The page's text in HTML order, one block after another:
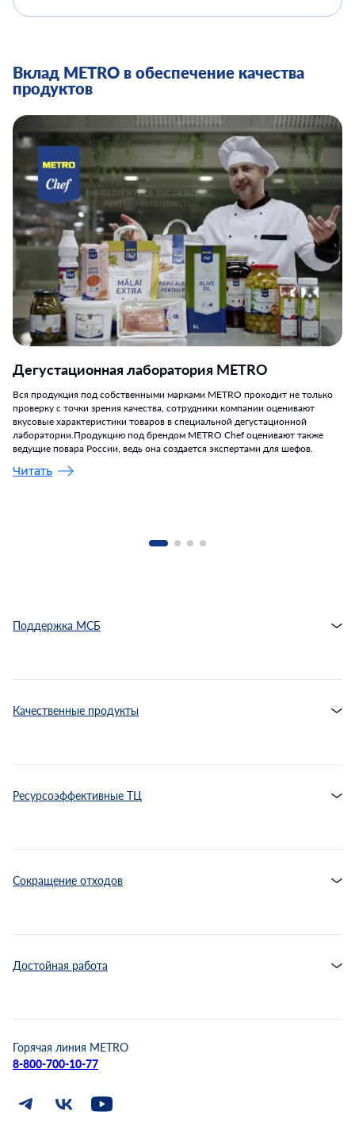
Вклад METRO в обеспечение качества
продуктов
Дегустационная лаборатория METRO
Вся продукция под собственными марками METRO проходит не только
проверку с точки зрения качества, сотрудники компании оценивают
вкусовые характеристики товаров в специальной дегустационной
лаборатории.Продукцию под брендом METRO Chef оценивают также
ведущие повара России, ведь она создается экспертами для шефов.
Читать
Поддержка МСБ
Качественные продукты
Ресурсоэффективные ТЦ
Сокращение отходов
Достойная работа
Горячая линия METRO
8-800-700-10-77